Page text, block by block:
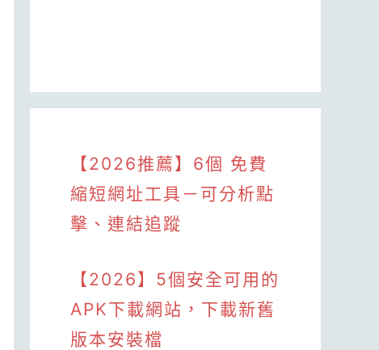
【2026推薦】6個 免費
縮短網址工具－可分析點
擊、連結追蹤
【2026】5個安全可用的
APK下載網站，下載新舊
版本安裝檔